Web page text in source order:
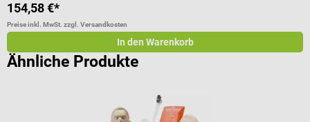
154,58 €*
Preise inkl. MwSt. zzgl. Versandkosten
In den Warenkorb
Ähnliche Produkte